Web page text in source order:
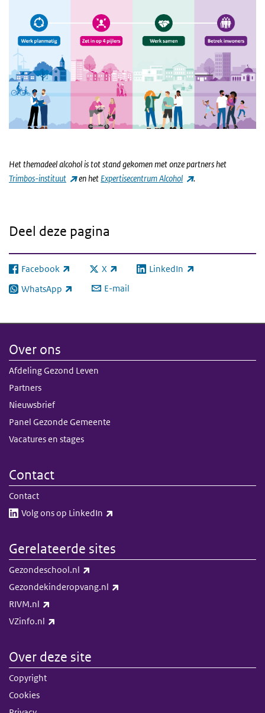
Het themadeel alcohol is tot stand gekomen met onze partners het
Trimbos-instituut
(externe link)
en het Expertisecentrum Alcohol (externe link)
.
Deel deze pagina
Facebook
(externe link) X
(externe link) LinkedIn
(externe link)
WhatsApp
(externe link) E-mail
Over ons
Afdeling Gezond Leven
Partners
Nieuwsbrief
Panel Gezonde Gemeente
Vacatures en stages
Contact
Contact
Volg ons op LinkedIn​​
Gerelateerde sites
Gezondeschool.nl
Gezondekinderopvang.nl
RIVM.nl
VZinfo.nl
Over deze site
Copyright
Cookies